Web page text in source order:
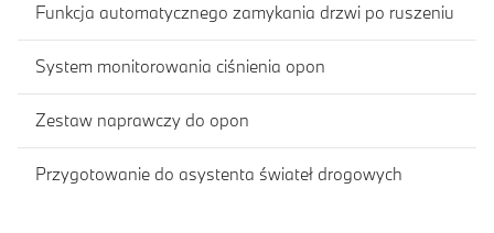
Funkcja automatycznego zamykania drzwi po ruszeniu
System monitorowania ciśnienia opon
Zestaw naprawczy do opon
Przygotowanie do asystenta świateł drogowych